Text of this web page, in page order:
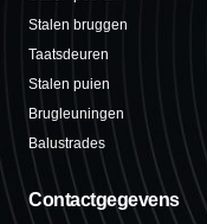
Stalen bruggen
Taatsdeuren
Stalen puien
Brugleuningen
Balustrades
Contactgegevens